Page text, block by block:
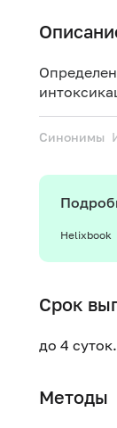
Синонимы
Helixbook
Срок
до 4
Методы